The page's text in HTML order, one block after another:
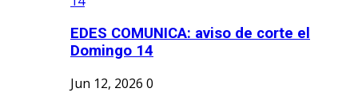
EDES COMUNICA: aviso de corte el
Domingo 14
Jun 12, 2026 0